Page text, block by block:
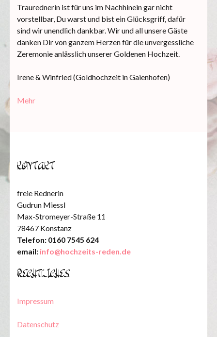
Traurednerin ist für uns im Nachhinein gar nicht
vorstellbar, Du warst und bist ein Glücksgriff, dafür
sind wir unendlich dankbar. Wir und all unsere Gäste
danken Dir von ganzem Herzen für die unvergessliche
Zeremonie anlässlich unserer Goldenen Hochzeit.
Irene & Winfried (Goldhochzeit in Gaienhofen)
Mehr
KONTAKT
freie Rednerin
Gudrun Miessl
Max-Stromeyer-Straße 11
78467 Konstanz
Telefon: 0160 7545 624
email: info@hochzeits-reden.de
RECHTLICHES
Impressum
Datenschutz